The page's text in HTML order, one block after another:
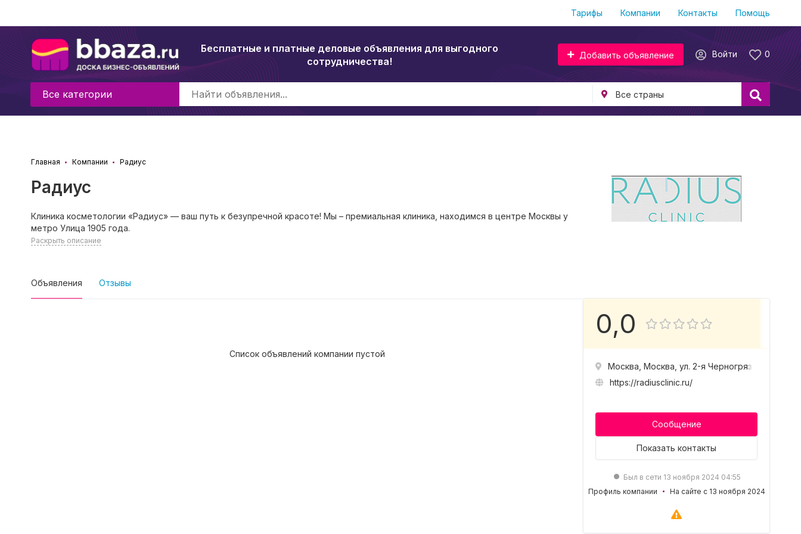
Тарифы Компании Контакты Помощь
Бесплатные и платные деловые объявления для выгодного
сотрудничества!
0
Войти
Добавить объявление
Все категории
Главная Компании Радиус
Радиус
Клиника косметологии «Радиус» — ваш путь к безупречной красоте! Мы – премиальная клиника, находимся в центре Москвы у
метро Улица 1905 года.
Раскрыть описание
Объявления Отзывы
Список объявлений компании пустой
0,0
Москва, Москва, ул. 2-я Черногрязская, д. 6,
https://radiusclinic.ru/
Сообщение
Показать контакты
Был в сети 13 ноября 2024 04:55
Профиль компании
На сайте с 13 ноября 2024